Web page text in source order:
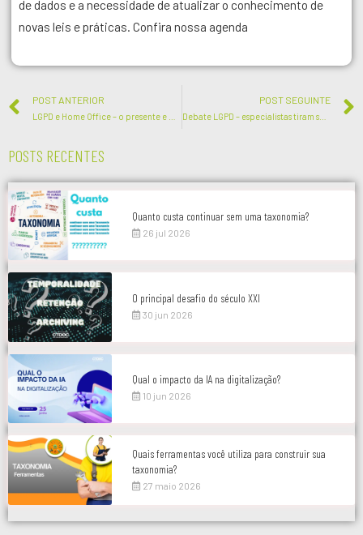
de dados e a necessidade de atualizar o conhecimento de
novas leis e práticas. Confira nossa agenda
POST ANTERIOR POST SEGUINTE
Debate LGPD – especialistas tiram suas dúvidas
POSTS RECENTES
Quanto custa continuar sem uma taxonomia?
26 jul 2026
O principal desafio do século XXI
30 jun 2026
Qual o impacto da IA na digitalização?
10 jun 2026
Quais ferramentas você utiliza para construir sua
taxonomia?
27 maio 2026